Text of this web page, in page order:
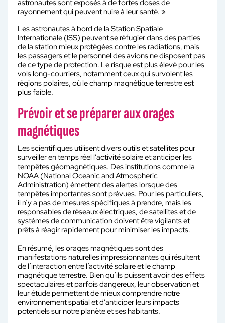
astronautes sont exposés à de fortes doses de
rayonnement qui peuvent nuire à leur santé. »
Les astronautes à bord de la Station Spatiale
Internationale (ISS) peuvent se réfugier dans des parties
de la station mieux protégées contre les radiations, mais
les passagers et le personnel des avions ne disposent pas
de ce type de protection. Le risque est plus élevé pour les
vols long-courriers, notamment ceux qui survolent les
régions polaires, où le champ magnétique terrestre est
plus faible.
Prévoir et se préparer aux orages
magnétiques
Les scientifiques utilisent divers outils et satellites pour
surveiller en temps réel l’activité solaire et anticiper les
tempêtes géomagnétiques. Des institutions comme la
NOAA (National Oceanic and Atmospheric
Administration) émettent des alertes lorsque des
tempêtes importantes sont prévues. Pour les particuliers,
il n’y a pas de mesures spécifiques à prendre, mais les
responsables de réseaux électriques, de satellites et de
systèmes de communication doivent être vigilants et
prêts à réagir rapidement pour minimiser les impacts.
En résumé, les orages magnétiques sont des
manifestations naturelles impressionnantes qui résultent
de l’interaction entre l’activité solaire et le champ
magnétique terrestre. Bien qu’ils puissent avoir des effets
spectaculaires et parfois dangereux, leur observation et
leur étude permettent de mieux comprendre notre
environnement spatial et d’anticiper leurs impacts
potentiels sur notre planète et ses habitants.